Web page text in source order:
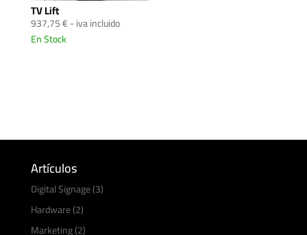
TV Lift
937,75€- iva incluido
En Stock
Artículos
Digital Signage(3)
Hardware(2)
Marketing(2)